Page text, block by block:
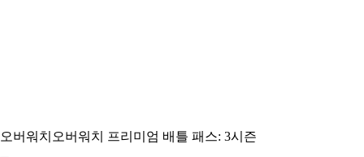
오버워치 오버워치 프리미엄 배틀 패스: 3시즌